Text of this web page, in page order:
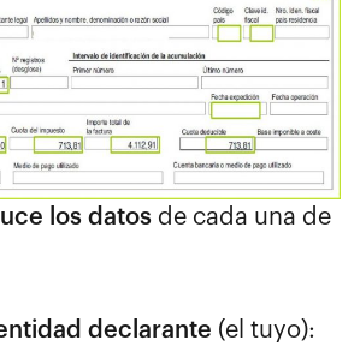
los datos de cada una de
declarante (el tuyo):